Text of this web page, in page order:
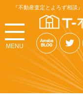
『不動産査定とよろず相談
MENU